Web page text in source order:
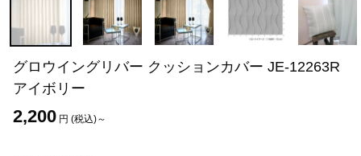
グロウイングリバー クッションカバー JE-12263R
アイボリー
2,200 円 (税込)～